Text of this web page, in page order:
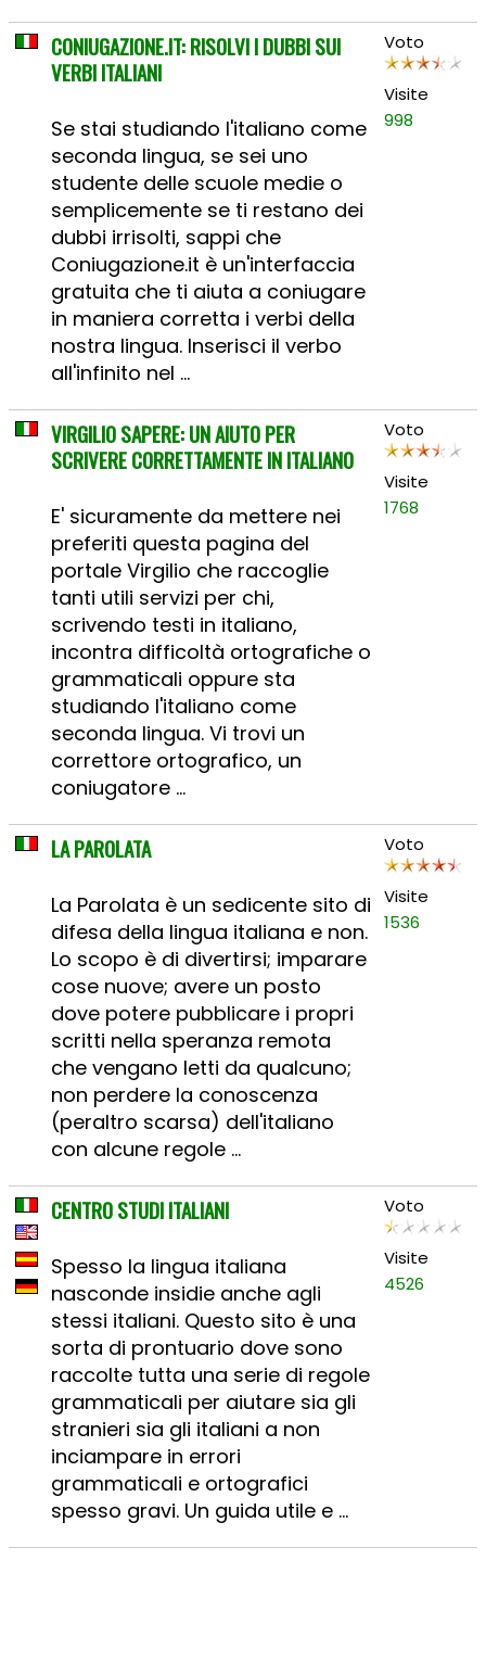
CONIUGAZIONE.IT: RISOLVI I DUBBI SUI
VERBI ITALIANI
Se stai studiando l'italiano come
seconda lingua, se sei uno
studente delle scuole medie o
semplicemente se ti restano dei
dubbi irrisolti, sappi che
Coniugazione.it è un'interfaccia
gratuita che ti aiuta a coniugare
in maniera corretta i verbi della
nostra lingua. Inserisci il verbo
all'infinito nel ...
Voto
Visite
998
VIRGILIO SAPERE: UN AIUTO PER
SCRIVERE CORRETTAMENTE IN ITALIANO
E' sicuramente da mettere nei
preferiti questa pagina del
portale Virgilio che raccoglie
tanti utili servizi per chi,
scrivendo testi in italiano,
incontra difficoltà ortografiche o
grammaticali oppure sta
studiando l'italiano come
seconda lingua. Vi trovi un
correttore ortografico, un
coniugatore ...
Voto
Visite
1768
LA PAROLATA
La Parolata è un sedicente sito di
difesa della lingua italiana e non.
Lo scopo è di divertirsi; imparare
cose nuove; avere un posto
dove potere pubblicare i propri
scritti nella speranza remota
che vengano letti da qualcuno;
non perdere la conoscenza
(peraltro scarsa) dell'italiano
con alcune regole ...
Voto
Visite
1536
CENTRO STUDI ITALIANI
Spesso la lingua italiana
nasconde insidie anche agli
stessi italiani. Questo sito è una
sorta di prontuario dove sono
raccolte tutta una serie di regole
grammaticali per aiutare sia gli
stranieri sia gli italiani a non
inciampare in errori
grammaticali e ortografici
spesso gravi. Un guida utile e ...
Voto
Visite
4526